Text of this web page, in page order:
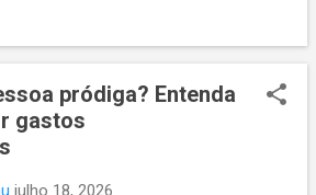
reconhece a gravidade do
de pessoas, mas também
diretrizes para garantir que a
ocorra com prioridade e rapidez. A
pródiga? Entenda
gastos
julho 18, 2026